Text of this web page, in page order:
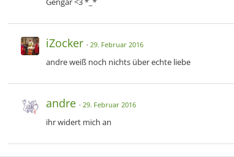
iZocker 29. Februar 2016
andre weiß noch nichts über echte liebe
andre 29. Februar 2016
ihr widert mich an